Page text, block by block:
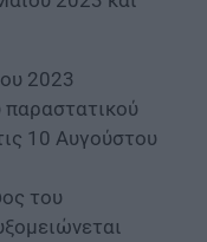
2023
10 Αυγούστου
του